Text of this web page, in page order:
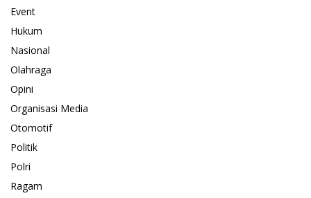
Event
Hukum
Nasional
Olahraga
Opini
Organisasi Media
Otomotif
Politik
Polri
Ragam